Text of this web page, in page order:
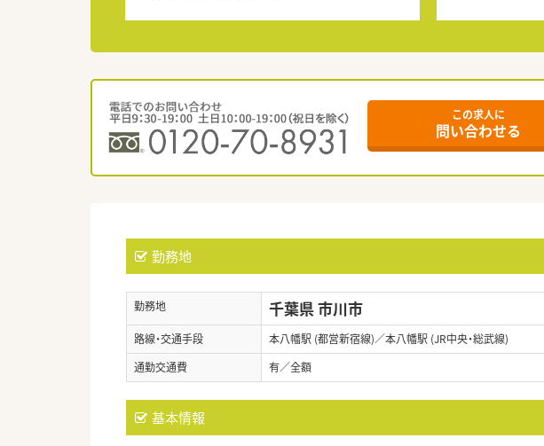
この求人に
問い合わせる
勤務地
勤務地 千葉県 市川市
路線・交通手段
本八幡駅 (都営新宿線)／本八幡駅 (JR中央・総武線)
通勤交通費
有／全額
基本情報